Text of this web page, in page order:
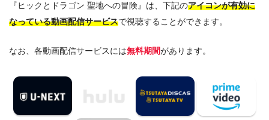
2.『ヒックとドラゴン 聖地への冒険』作品情報
2.1『ヒックとドラゴン 聖地への冒険』あらすじ
『ヒックとドラゴン 聖地への冒険』は日本語吹替版も
楽しめる
『ヒックとドラゴン 聖地への冒険』は、下記のアイコンが有効に
なっている動画配信サービスで視聴することができます。
なお、各動画配信サービスには無料期間があります。